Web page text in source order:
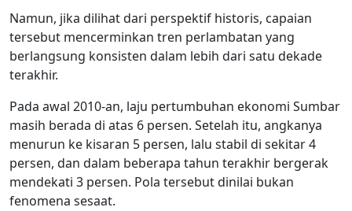
Namun, jika dilihat dari perspektif historis, capaian
tersebut mencerminkan tren perlambatan yang
berlangsung konsisten dalam lebih dari satu dekade
terakhir.
Pada awal 2010-an, laju pertumbuhan ekonomi Sumbar
masih berada di atas 6 persen. Setelah itu, angkanya
menurun ke kisaran 5 persen, lalu stabil di sekitar 4
persen, dan dalam beberapa tahun terakhir bergerak
mendekati 3 persen. Pola tersebut dinilai bukan
fenomena sesaat.